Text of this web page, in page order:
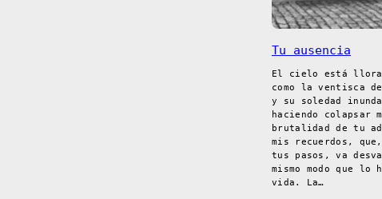
Tu ausencia
El cielo está
como la ventisca
y su soledad
haciendo colapsar
brutalidad de tu
mis recuerdos,
tus pasos, va
mismo modo que
vida. La…